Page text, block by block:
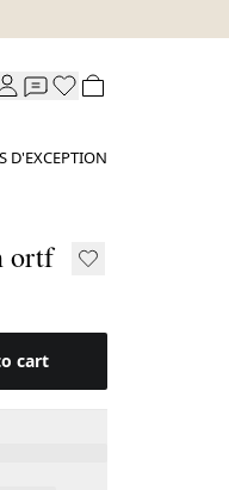
D'EXCEPTION
ortf
cart